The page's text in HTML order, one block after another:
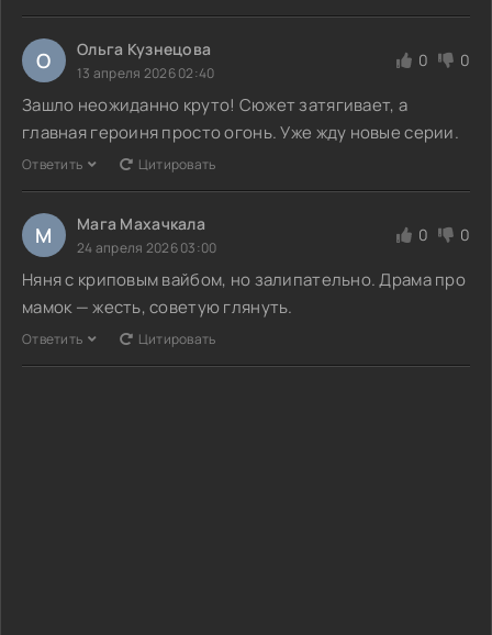
О Ольга Кузнецова
13 апреля 2026 02:40
0 0
Зашло неожиданно круто! Сюжет затягивает, а
главная героиня просто огонь. Уже жду новые серии.
Ответить Цитировать
М Мага Махачкала
24 апреля 2026 03:00
0 0
Няня с криповым вайбом, но залипательно. Драма про
мамок — жесть, советую глянуть.
Ответить Цитировать